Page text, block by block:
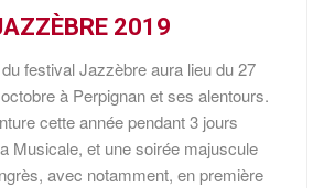
2019
festival Jazzèbre aura lieu du 27
à Perpignan et ses alentours.
cette année pendant 3 jours
Musicale, et une soirée majuscule
avec notamment, en première